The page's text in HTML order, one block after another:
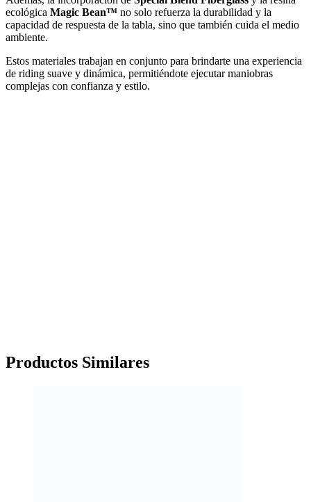
ecológica Magic Bean™ no solo refuerza la durabilidad y la
capacidad de respuesta de la tabla, sino que también cuida el medio
ambiente.
Estos materiales trabajan en conjunto para brindarte una experiencia
de riding suave y dinámica, permitiéndote ejecutar maniobras
complejas con confianza y estilo.
Productos Similares